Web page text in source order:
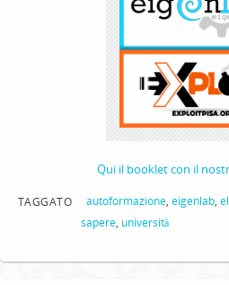
Qui il booklet con il
TAGGATO autoformazione,eigenlab,
sapere, università